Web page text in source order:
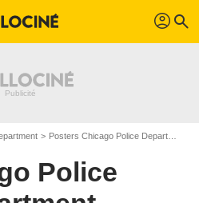
profil search
Posters Chicago Police Department
Police